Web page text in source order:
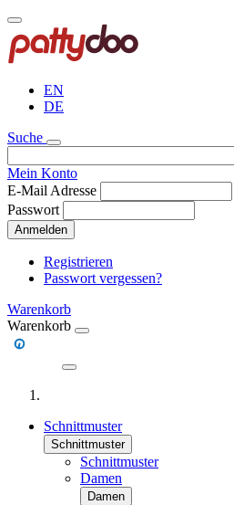
Direkt
zum
Inhalt
EN
DE
Suche
Mein Konto
E-Mail Adresse
Passwort
Anmelden
Registrieren
Passwort vergessen?
Warenkorb
Warenkorb
Schnittmuster
Schnittmuster
Schnittmuster
Damen
Damen